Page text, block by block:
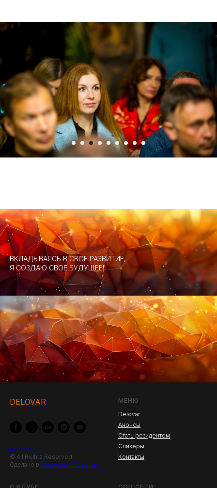
ВКЛАДЫВАЯСЬ В СВОЕ РАЗВИТИЕ,
Я СОЗДАЮ СВОЕ БУДУЩЕЕ!
DELOVAR
DELOVAR
© All Rights Reserved.
Сделано в Маркетинг Решения
МЕНЮ
Delovar
Анонсы
Стать резидентом
Спикеры
Контакты